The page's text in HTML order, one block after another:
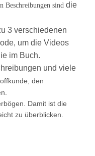
Beschreibungen sind die
3 verschiedenen
um die Videos
im Buch.
und viele
den
Damit ist die
zu überblicken.